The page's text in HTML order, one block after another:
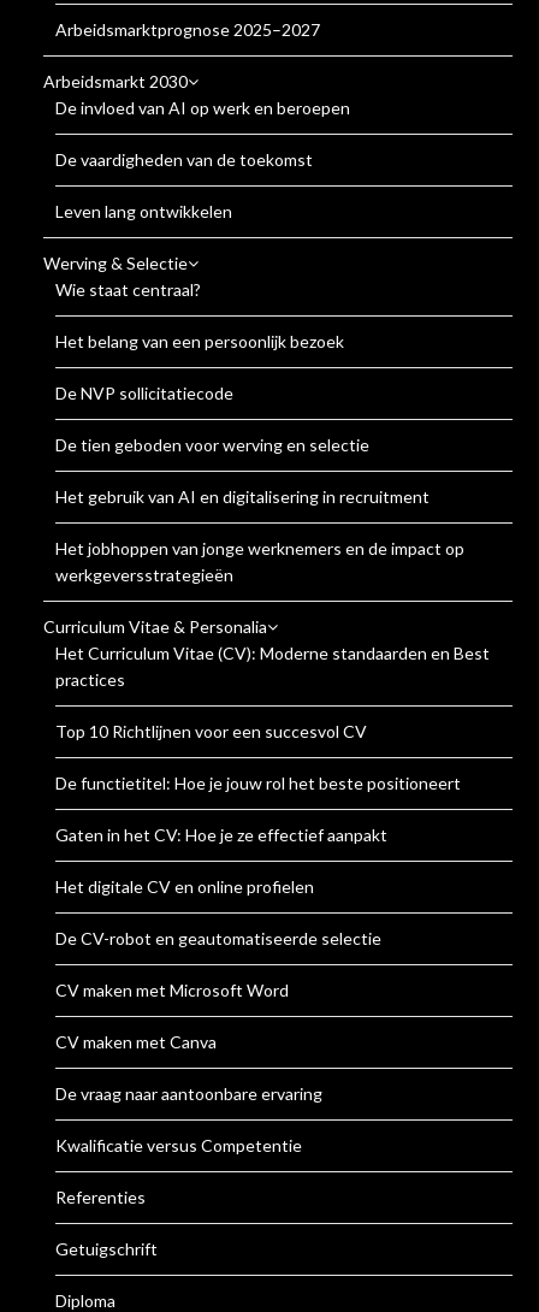
Arbeidsmarktprognose 2025–2027
Arbeidsmarkt 2030
De invloed van AI op werk en beroepen
De vaardigheden van de toekomst
Leven lang ontwikkelen
Werving & Selectie
Wie staat centraal?
Het belang van een persoonlijk bezoek
De NVP sollicitatiecode
De tien geboden voor werving en selectie
Het gebruik van AI en digitalisering in recruitment
Het jobhoppen van jonge werknemers en de impact op
werkgeversstrategieën
Curriculum Vitae & Personalia
Het Curriculum Vitae (CV): Moderne standaarden en Best
practices
Top 10 Richtlijnen voor een succesvol CV
De functietitel: Hoe je jouw rol het beste positioneert
Gaten in het CV: Hoe je ze effectief aanpakt
Het digitale CV en online profielen
De CV-robot en geautomatiseerde selectie
CV maken met Microsoft Word
CV maken met Canva
De vraag naar aantoonbare ervaring
Kwalificatie versus Competentie
Referenties
Getuigschrift
Diploma